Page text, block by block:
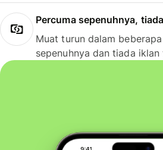
Percuma sepenuhnya,
Muat turun dalam
sepenuhnya dan tiada